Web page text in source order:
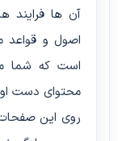
آن ها فرایند
اصول و قواعد
است که شما
محتوای دست
روی این